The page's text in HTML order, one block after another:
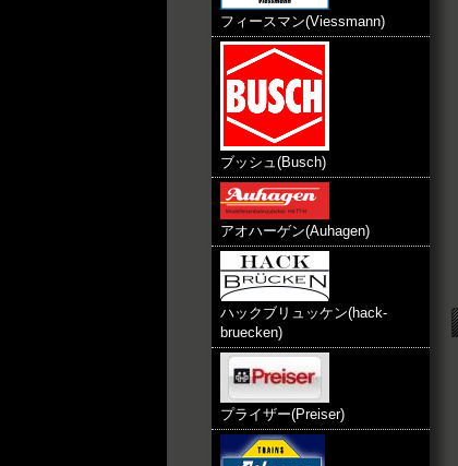
フィースマン(Viessmann)
ブッシュ(Busch)
アオハーゲン(Auhagen)
ハックブリュッケン(hack-
bruecken)
プライザー(Preiser)